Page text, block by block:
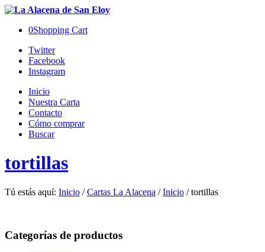
0Shopping Cart
Twitter
Facebook
Instagram
Inicio
Nuestra Carta
Contacto
Cómo comprar
Buscar
tortillas
Tú estás aquí: Inicio / Cartas La Alacena / Inicio / tortillas
Categorías de productos